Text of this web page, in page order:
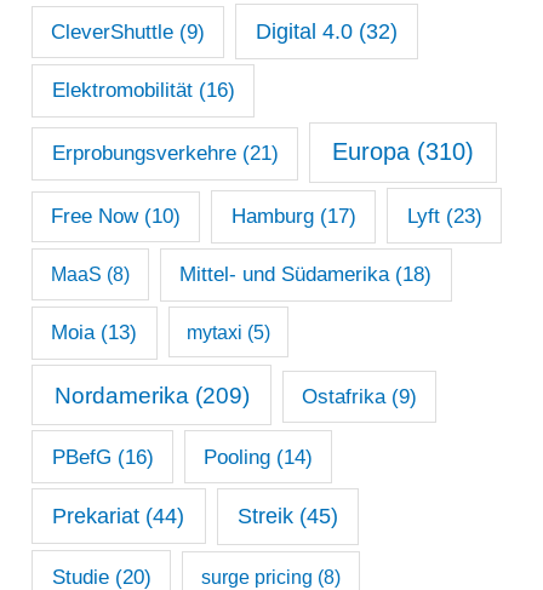
CleverShuttle (9) Digital 4.0(32)
Elektromobilität(16)
Erprobungsverkehre(21) Europa(310)
Free Now(10) Hamburg(17) Lyft(23)
MaaS (8) Mittel- und Südamerika(18)
Moia(13) mytaxi (5)
Nordamerika (209) Ostafrika (9)
PBefG (16) Pooling (14)
Prekariat (44) Streik(45)
Studie(20) surge pricing (8)